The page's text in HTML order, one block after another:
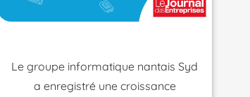
Le groupe informatique nantais Syd
a enregistré une croissance